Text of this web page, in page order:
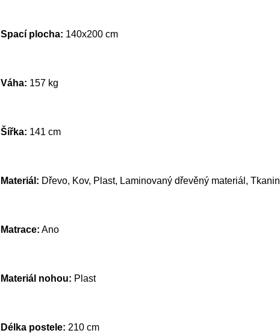
Spací plocha: 140x200 cm
Váha: 157 kg
Šířka: 141 cm
Materiál: Dřevo, Kov, Plast, Laminovaný dřevěný materiál,
Matrace: Ano
Materiál nohou: Plast
Délka postele: 210 cm